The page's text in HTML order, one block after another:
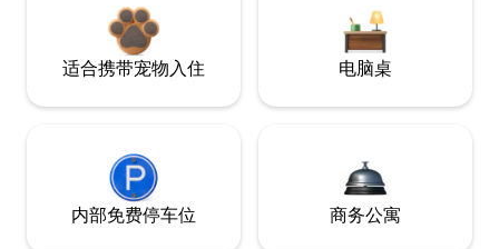
适合携带宠物入住 电脑桌
内部免费停车位 商务公寓